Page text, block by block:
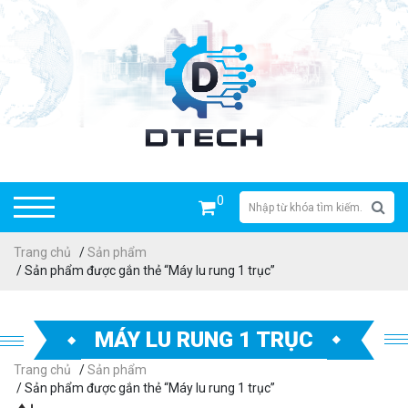
0
Trang chủ /Sản phẩm
/ Sản phẩm được gắn thẻ “Máy lu rung 1 trục”
MÁY LU RUNG 1 TRỤC
Trang chủ /Sản phẩm
/ Sản phẩm được gắn thẻ “Máy lu rung 1 trục”